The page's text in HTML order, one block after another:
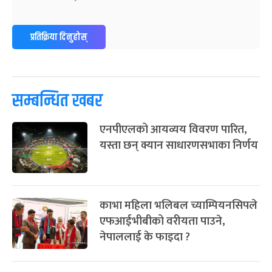
पूर्णिमा व्रत
चैत्र ७, २०८३ - Mar 21, 2027
८ फागुपूर्णिमा
चैत्र ८, २०८३
७ महिना बाँकी
प्रतिक्रिया दिनुहोस्
सम्बन्धित खबर
एनपीएलको आयव्यय विवरण पारित,
यस्ता छन् क्यान साधारणसभाका निर्णय
काभा महिला भलिबल च्याम्पियनसिपले
एफआईभीबीको वरीयता पाउने,
नेपाललाई के फाइदा ?